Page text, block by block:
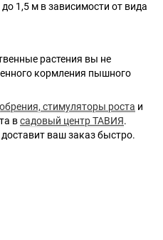
1,5 м в зависимости от вида
растения вы не
кормления пышного
стимуляторы роста и
всадовый центр ТАВИЯ.
доставит ваш заказ быстро.